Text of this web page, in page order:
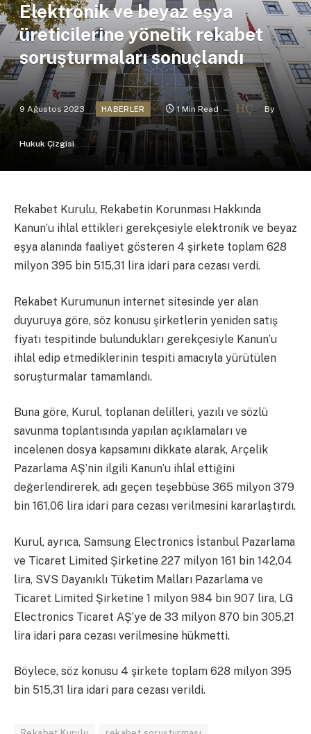
Elektronik ve beyaz eşya
üreticilerine yönelik rekabet
soruşturmaları sonuçlandı
9 Ağustos 2023 HABERLER 1 Min Read By
Hukuk Çizgisi
Rekabet Kurulu, Rekabetin Korunması Hakkında
Kanun’u ihlal ettikleri gerekçesiyle elektronik ve beyaz
eşya alanında faaliyet gösteren 4 şirkete toplam 628
milyon 395 bin 515,31 lira idari para cezası verdi.
Rekabet Kurumunun internet sitesinde yer alan
duyuruya göre, söz konusu şirketlerin yeniden satış
fiyatı tespitinde bulundukları gerekçesiyle Kanun’u
ihlal edip etmediklerinin tespiti amacıyla yürütülen
soruşturmalar tamamlandı.
Buna göre, Kurul, toplanan delilleri, yazılı ve sözlü
savunma toplantısında yapılan açıklamaları ve
incelenen dosya kapsamını dikkate alarak, Arçelik
Pazarlama AŞ’nin ilgili Kanun’u ihlal ettiğini
değerlendirerek, adı geçen teşebbüse 365 milyon 379
bin 161,06 lira idari para cezası verilmesini kararlaştırdı.
Kurul, ayrıca, Samsung Electronics İstanbul Pazarlama
ve Ticaret Limited Şirketine 227 milyon 161 bin 142,04
lira, SVS Dayanıklı Tüketim Malları Pazarlama ve
Ticaret Limited Şirketine 1 milyon 984 bin 907 lira, LG
Electronics Ticaret AŞ’ye de 33 milyon 870 bin 305,21
lira idari para cezası verilmesine hükmetti.
Böylece, söz konusu 4 şirkete toplam 628 milyon 395
bin 515,31 lira idari para cezası verildi.